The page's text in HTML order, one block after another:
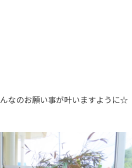
なのお願い事が叶いますように☆